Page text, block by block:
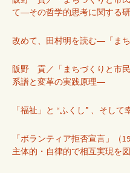
て―その哲学的思考に関する
改めて、田村明を読む―「ま
阪野 貢／「まちづくりと市
系譜と変革の実践原理―
「福祉」と “ふくし” 、そして
「ボランティア拒否宣言」（
主体的・自律的で相互実現